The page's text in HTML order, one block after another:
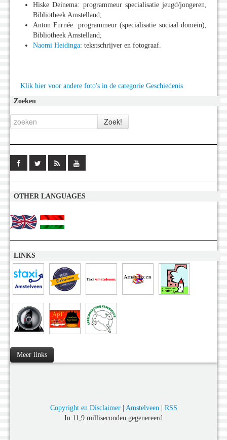
Hiske Deinema: programmeur specialisatie jeugd/jongeren,
Bibliotheek Amstelland;
Anton Furnée: programmeur (specialisatie sociaal domein),
Bibliotheek Amstelland;
Naomi Heidinga: tekstschrijver en fotograaf.
Klik hier voor andere foto's in de categorie Geschiedenis
Zoeken
OTHER LANGUAGES
LINKS
Meer links
Copyright en Disclaimer| Amstelveen | RSS
In 11,9 milliseconden gegenereerd